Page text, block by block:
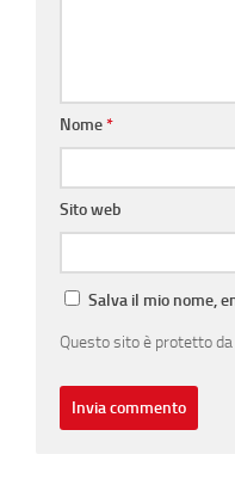
Nome*
Sito web
Salva il mio nome,
Questo sito è protetto da